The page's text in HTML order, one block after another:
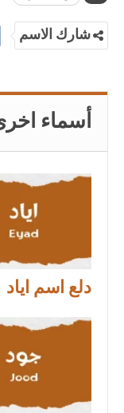
شارك الاسم
أسماء
دلع اسم اياد